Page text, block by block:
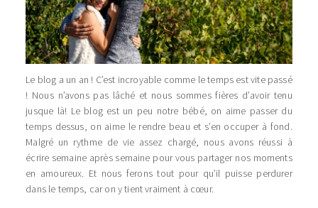
Le blog a un an ! C’est incroyable comme le temps est vite passé
! Nous n’avons pas lâché et nous sommes fières d’avoir tenu
jusque là! Le blog est un peu notre bébé, on aime passer du
temps dessus, on aime le rendre beau et s’en occuper à fond.
Malgré un rythme de vie assez chargé, nous avons réussi à
écrire semaine après semaine pour vous partager nos moments
en amoureux. Et nous ferons tout pour qu’il puisse perdurer
dans le temps, car on y tient vraiment à cœur.